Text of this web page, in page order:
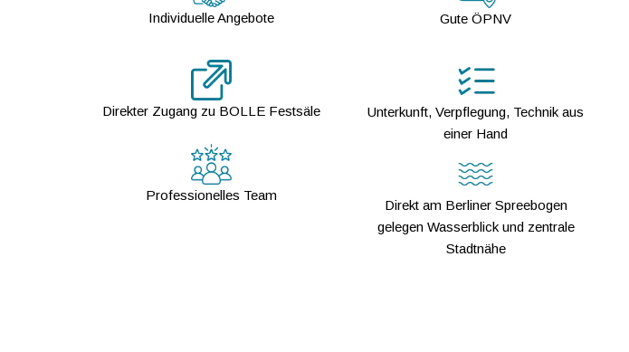
Individuelle Angebote
Direkter Zugang zu BOLLE Festsäle
Professionelles Team
Gute ÖPNV
Unterkunft, Verpflegung, Technik aus
einer Hand
Direkt am Berliner Spreebogen
gelegen Wasserblick und zentrale
Stadtnähe